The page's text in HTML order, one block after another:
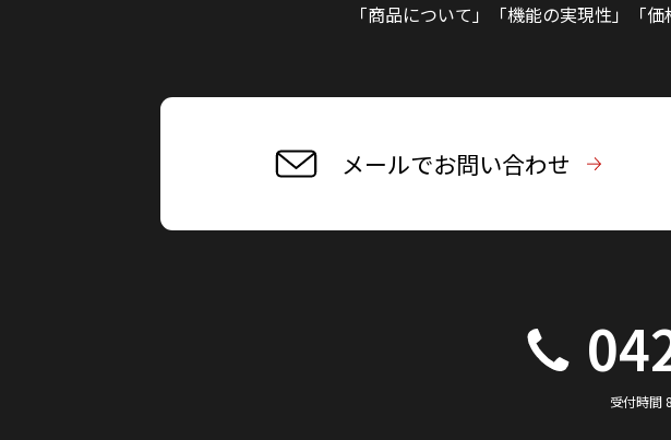
「商品について」「機能の実現性」 「
メールでお問い合わせ
受付時間